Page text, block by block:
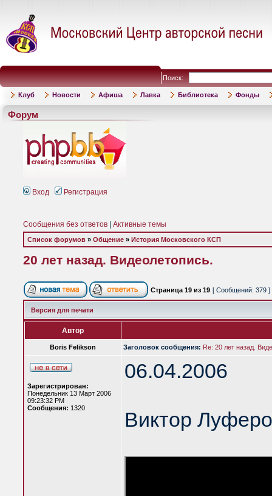
Поиск:
Клуб Новости Афиша Лавка Библиотека Фонды
Форум
Вход Регистрация
Сообщения без ответов Активные темы
Список форумов » Общение » История Московского КСП
20 лет назад. Видеолетопись.
Страница 19 из 19 [ Сообщений: 379 ]
Версия для печати
Автор
Boris Felikson Заголовок сообщения: Re: 20 лет назад.
Зарегистрирован:
Понедельник 13 Март 2006
09:23:32 PM
Сообщения: 1320
06.04.2006
Виктор